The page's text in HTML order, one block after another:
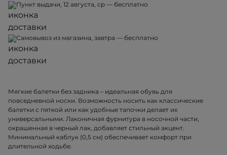
Пункт выдачи, 12 августа, ср — бесплатно
Самовывоз из магазина, завтра — бесплатно
Мягкие балетки без задника – идеальная обувь для
повседневной носки. Возможность носить как классические
балетки с пяткой или как удобные тапочки делает их
универсальными. Лаконичная фурнитура в носочной части,
окрашенная в черный лак, добавляет стильный акцент.
Минимальный каблук (0,5 см) обеспечивает комфорт при
длительной ходьбе.